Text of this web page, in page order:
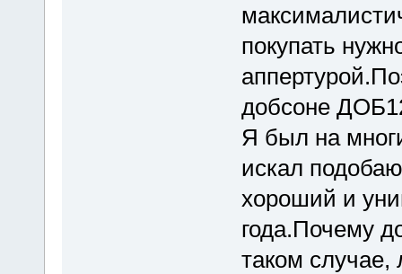
покупать
добсоне
Я был на
искал
хороший и
года.Почему
таком случае,